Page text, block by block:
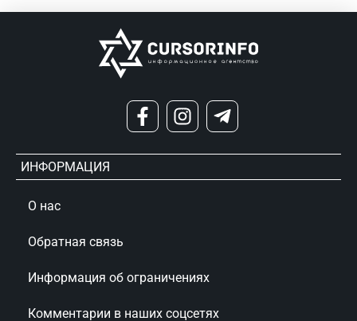
ИНФОРМАЦИЯ
О нас
Обратная связь
Информация об ограничениях
Комментарии в наших соцсетях